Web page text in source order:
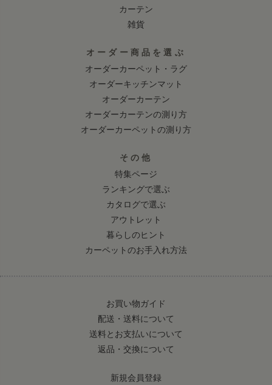
カーテン
雑貨
オーダー商品を選ぶ
オーダーカーペット・ラグ
オーダーキッチンマット
オーダーカーテン
オーダーカーテンの測り方
オーダーカーペットの測り方
その他
特集ページ
ランキングで選ぶ
カタログで選ぶ
アウトレット
暮らしのヒント
カーペットのお手入れ方法
お買い物ガイド
配送・送料について
送料とお支払いについて
返品・交換について
新規会員登録